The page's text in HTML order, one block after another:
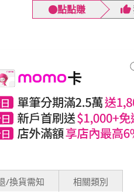
點點賺
/換貨需知 相關類別